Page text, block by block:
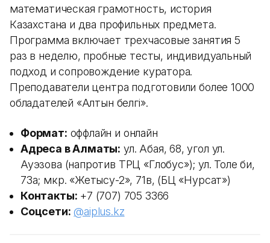
математическая грамотность, история
Казахстана и два профильных предмета.
Программа включает трехчасовые занятия 5
раз в неделю, пробные тесты, индивидуальный
подход и сопровождение куратора.
Преподаватели центра подготовили более 1000
обладателей «Алтын белгі».
Формат: оффлайн и онлайн
Адреса в Алматы: ул. Абая, 68, угол ул.
Ауэзова (напротив ТРЦ «Глобус»); ул. Толе би,
73а; мкр. «Жетысу-2», 71в, (БЦ «Нурсат»)
Контакты: +7 (707) 705 3366
Соцсети: @aiplus.kz